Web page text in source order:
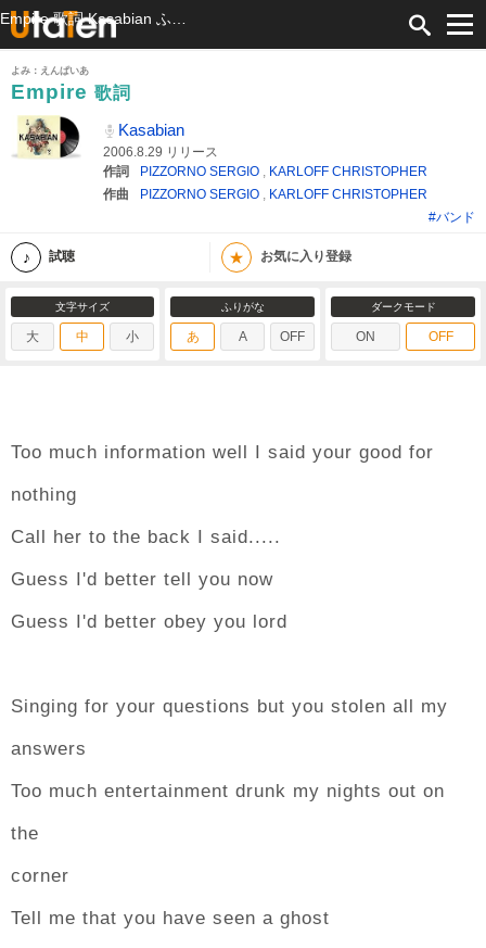
よみ：えんぱいあ
Empire 歌詞
Kasabian
2006.8.29 リリース
作詞
PIZZORNO SERGIO , KARLOFF CHRISTOPHER
作曲
PIZZORNO SERGIO , KARLOFF CHRISTOPHER
#バンド
試聴 ★ お気に入り登録
文字サイズ
大 中 小
ふりがな
あ A OFF
ダークモード
ON OFF
Too much information well I said your good for
nothing
Call her to the back I said.....
Guess I'd better tell you now
Guess I'd better obey you lord
Singing for your questions but you stolen all my
answers
Too much entertainment drunk my nights out on
the
corner
Tell me that you have seen a ghost